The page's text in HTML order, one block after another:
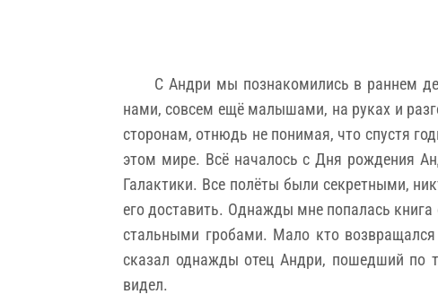
С Андри мы познакомились в раннем
нами, совсем ещё малышами, на руках и
сторонам, отнюдь не понимая, что спустя
этом мире. Всё началось с Дня рождения
Галактики. Все полёты были секретными,
его доставить. Однажды мне попалась книга
стальными гробами. Мало кто
сказал однажды отец Андри, пошедший
видел.